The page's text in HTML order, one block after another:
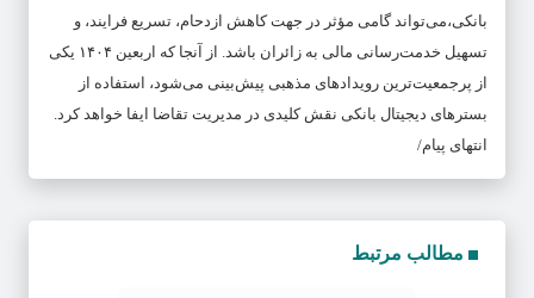
بانکی،می‌تواند گامی مؤثر در جهت کاهش ازدحام، تسریع فرایند، و
تسهیل خدمت‌رسانی مالی به زائران باشد. از آنجا که اربعین ۱۴۰۴ یکی
از پرجمعیت‌ترین رویدادهای مذهبی پیش‌بینی می‌شود، استفاده از
بسترهای دیجیتال بانکی نقش کلیدی در مدیریت تقاضا ایفا خواهد کرد.
انتهای پیام/
مطالب مرتبط